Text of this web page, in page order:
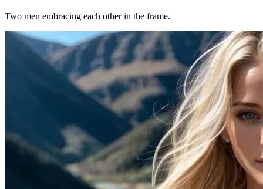
Two men embracing each other in the frame.